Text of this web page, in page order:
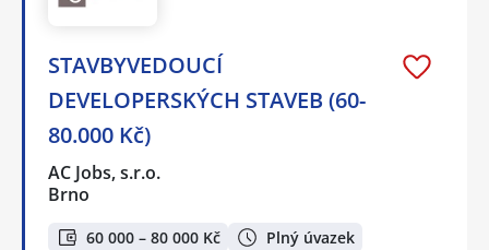
STAVBYVEDOUCÍ
DEVELOPERSKÝCH STAVEB (60-
80.000 Kč)
AC Jobs, s.r.o.
Brno
60 000 – 80 000 Kč Plný úvazek